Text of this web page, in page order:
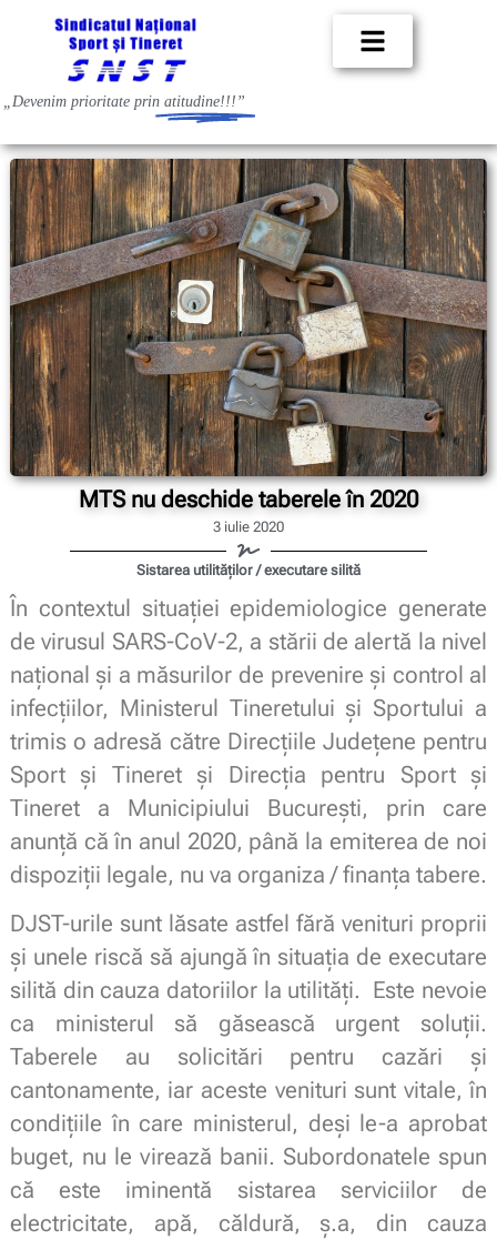
„Devenim prioritate prin atitudine!!!”
MTS nu deschide taberele în 2020
3 iulie 2020
Sistarea utilităților / executare silită
În contextul situaţiei epidemiologice generate
de virusul SARS-CoV-2, a stării de alertă la nivel
naţional şi a măsurilor de prevenire şi control al
infecţiilor, Ministerul Tineretului și Sportului a
trimis o adresă către Direcțiile Județene pentru
Sport și Tineret și Direcția pentru Sport și
Tineret a Municipiului București, prin care
anunță că în anul 2020, până la emiterea de noi
dispoziții legale, nu va organiza / finanța tabere.
DJST-urile sunt lăsate astfel fără venituri proprii
și unele riscă să ajungă în situația de executare
silită din cauza datoriilor la utilități. Este nevoie
ca ministerul să găsească urgent soluții.
Taberele au solicitări pentru cazări și
cantonamente, iar aceste venituri sunt vitale, în
condițiile în care ministerul, deși le-a aprobat
buget, nu le virează banii. Subordonatele spun
că este iminentă sistarea serviciilor de
electricitate, apă, căldură, ș.a, din cauza